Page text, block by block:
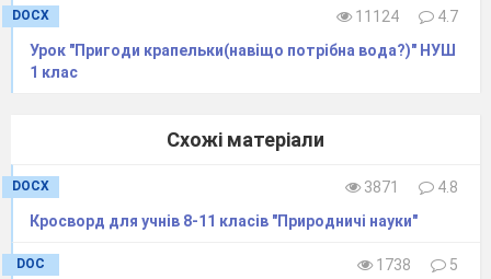
Де живуть книжки? Яка
книжок?
Які є види транспорту?
Транспорт моєї місцевості.
Для чого потрібні правила
Чи впливає транспорт на
DOCX 11124
4.7
Урок "Пригоди крапельки(навіщо потрібна вода?)" НУШ
1 клас
Схожі матеріали
DOCX 3871
4.8
Кросворд для учнів 8-11 класів "Природничі науки"
DOC 1738
5